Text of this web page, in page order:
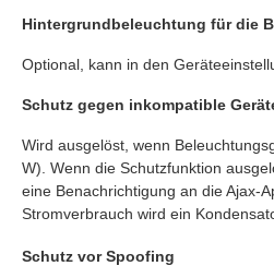
Hintergrundbeleuchtung für die
Optional, kann in den
Schutz gegen inkompatible
Wird ausgelöst, wenn
W). Wenn die Schutzfunktion
eine Benachrichtigung an die Ajax-
Stromverbrauch wird ein
Schutz vor Spoofing